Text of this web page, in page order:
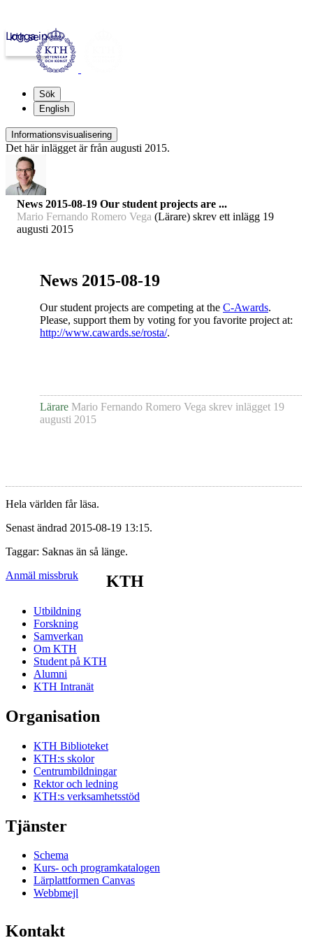
kth.se
Logga in
Sök
English
Informationsvisualisering
Det här inlägget är från augusti 2015.
News 2015-08-19 Our student projects are ...
Mario Fernando Romero Vega (Lärare) skrev ett inlägg 19
augusti 2015
News 2015-08-19
Our student projects are competing at the C-Awards.
Please, support them by voting for you favorite project at:
http://www.cawards.se/rosta/.
Lärare Mario Fernando Romero Vega skrev inlägget 19
augusti 2015
Hela världen får läsa.
Senast ändrad 2015-08-19 13:15.
Taggar: Saknas än så länge.
Anmäl missbruk
KTH
Utbildning
Forskning
Samverkan
Om KTH
Student på KTH
Alumni
KTH Intranät
Organisation
KTH Biblioteket
KTH:s skolor
Centrumbildningar
Rektor och ledning
KTH:s verksamhetsstöd
Tjänster
Schema
Kurs- och programkatalogen
Lärplattformen Canvas
Webbmejl
Kontakt